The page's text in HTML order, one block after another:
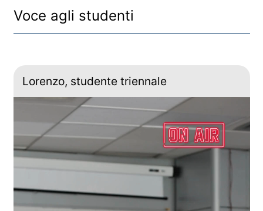
Voce agli studenti
Lorenzo, studente triennale